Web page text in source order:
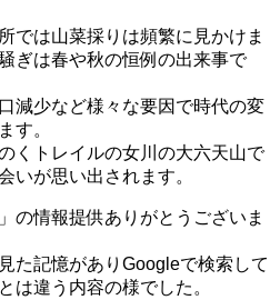
では山菜採りは頻繁に見かけま
ぎは春や秋の恒例の出来事で
減少など様々な要因で時代の変
す。
くトレイルの女川の大六天山で
いが思い出されます。
の情報提供ありがとうございま
た記憶がありGoogleで検索して
は違う内容の様でした。